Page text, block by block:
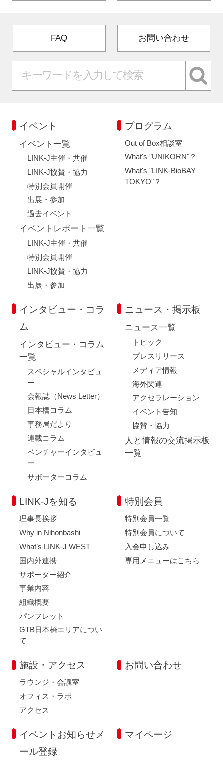
FAQ お問い合わせ
イベント
イベント一覧
LINK-J主催・共催
LINK-J協賛・協力
特別会員開催
出展・参加
過去イベント
イベントレポート一覧
LINK-J主催・共催
特別会員開催
LINK-J協賛・協力
出展・参加
プログラム
Out of Box相談室
What's "UNIKORN"？
What's "LINK-BioBAY
TOKYO"？
インタビュー・コラ
ム
インタビュー・コラム
一覧
スペシャルインタビュ
ー
会報誌（News Letter）
日本橋コラム
事務局だより
連載コラム
ベンチャーインタビュ
ー
サポーターコラム
ニュース・掲示板
ニュース一覧
トピック
プレスリリース
メディア情報
海外関連
アクセラレーション
イベント告知
協賛・協力
人と情報の交流掲示板
一覧
LINK-Jを知る
理事長挨拶
Why in Nihonbashi
What’s LINK-J WEST
国内外連携
サポーター紹介
事業内容
組織概要
パンフレット
GTB日本橋エリアについ
て
特別会員
特別会員一覧
特別会員について
入会申し込み
専用メニューはこちら
施設・アクセス
ラウンジ・会議室
オフィス・ラボ
アクセス
お問い合わせ
イベントお知らせメ
ール登録
マイページ